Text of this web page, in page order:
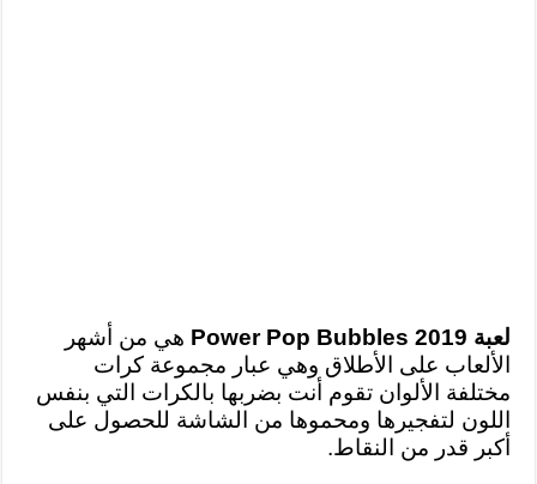
لعبة Power Pop Bubbles 2019
هي من أشهر
الألعاب على الأطلاق وهي عبار مجموعة كرات
مختلفة الألوان تقوم أنت بضربها بالكرات التي بنفس
اللون لتفجيرها ومحموها من الشاشة للحصول على
أكبر قدر من النقاط.